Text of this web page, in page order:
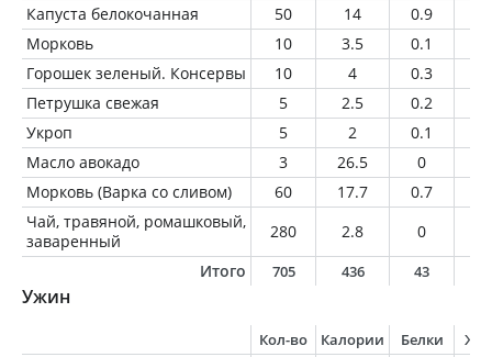
Капуста белокочанная
50 14 0.9
Морковь
10 3.5 0.1
Горошек зеленый. Консервы
10 4 0.3
Петрушка свежая
5 2.5 0.2
Укроп
5 2 0.1
Масло авокадо
3 26.5 0
Морковь (Варка со сливом)
60 17.7 0.7
Чай, травяной, ромашковый,
заваренный
280 2.8 0
Итого
705 436 43
Ужин
Кол-во Калории Белки